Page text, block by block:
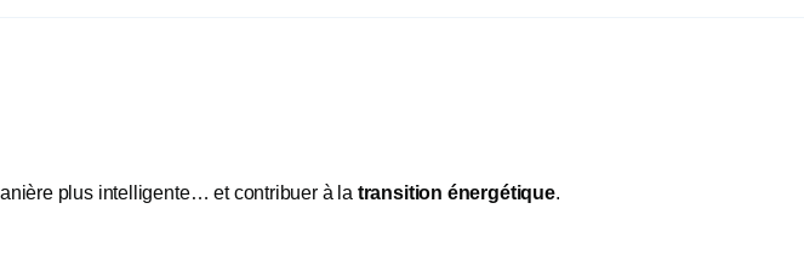
plus intelligente… et contribuer à la transition énergétique.